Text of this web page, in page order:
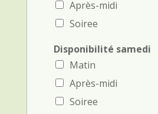
Après-midi
Soiree
Disponibilité samedi
Matin
Après-midi
Soiree